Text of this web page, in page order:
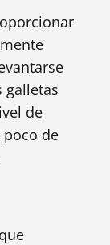
galletas
de
poco de